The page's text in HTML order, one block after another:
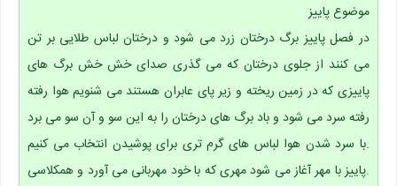
موضوع پاییز
در فصل پاییز برگ درختان زرد می شود و درختان لباس طلایی بر تن
می کنند از جلوی درختان که می گذری صدای خش خش برگ های
پاییزی که در زمین ریخته و زیر پای عابران هستند می شنویم هوا رفته
رفته سرد می شود و باد برگ های درختان را به این سو و آن سو می برد
.با سرد شدن هوا لباس های گرم تری برای پوشیدن انتخاب می کنیم
.پاییز با مهر آغاز می شود مهری که با خود مهربانی می آورد و همکلاسی